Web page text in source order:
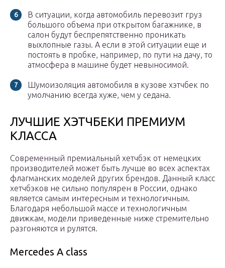
В ситуации, когда автомобиль перевозит груз
большого объема при открытом багажнике, в
салон будут беспрепятственно проникать
выхлопные газы. А если в этой ситуации еще и
постоять в пробке, например, по пути на дачу, то
атмосфера в машине будет невыносимой.
Шумоизоляция автомобиля в кузове хэтчбек по
умолчанию всегда хуже, чем у седана.
ЛУЧШИЕ ХЭТЧБЕКИ ПРЕМИУМ
КЛАССА
Современный премиальный хетчбэк от немецких
производителей может быть лучше во всех аспектах
флагманских моделей других брендов. Данный класс
хетчбэков не сильно популярен в России, однако
является самым интересным и технологичным.
Благодаря небольшой массе и технологичным
движкам, модели приведенные ниже стремительно
разгоняются и рулятся.
Mercedes A class